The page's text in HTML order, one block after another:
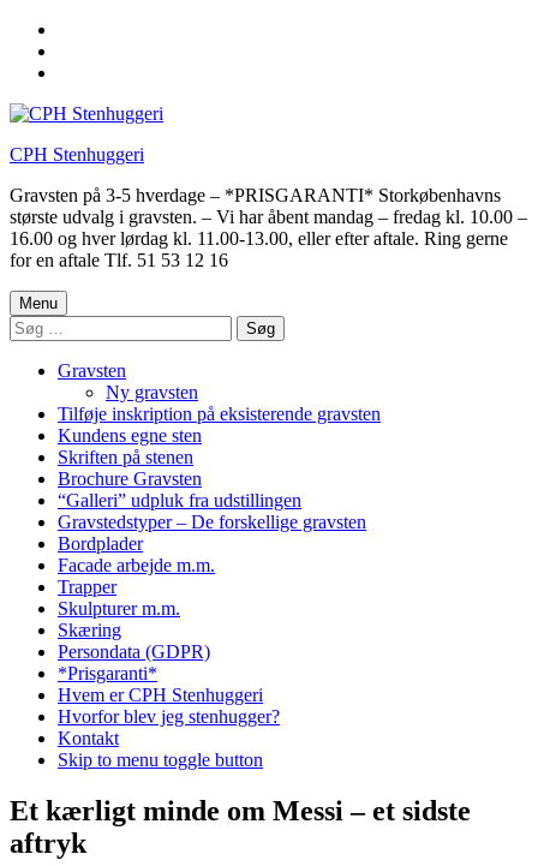
content
footer
CPH Stenhuggeri
Gravsten på 3-5 hverdage – *PRISGARANTI* Storkøbenhavns
største udvalg i gravsten. – Vi har åbent mandag – fredag kl. 10.00 –
16.00 og hver lørdag kl. 11.00-13.00, eller efter aftale. Ring gerne
for en aftale Tlf. 51 53 12 16
Menu
Søg
efter:
Gravsten
Ny gravsten
Tilføje inskription på eksisterende gravsten
Kundens egne sten
Skriften på stenen
Brochure Gravsten
“Galleri” udpluk fra udstillingen
Gravstedstyper – De forskellige gravsten
Bordplader
Facade arbejde m.m.
Trapper
Skulpturer m.m.
Skæring
Persondata (GDPR)
*Prisgaranti*
Hvem er CPH Stenhuggeri
Hvorfor blev jeg stenhugger?
Kontakt
Skip to menu toggle button
Et kærligt minde om Messi – et sidste
aftryk